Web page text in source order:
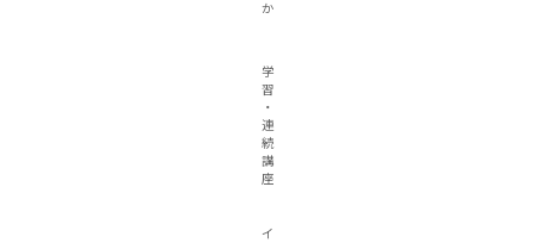
か
学
習
・
連
続
講
座
イ